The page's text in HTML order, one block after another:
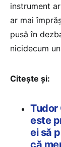
instrument
ar mai
pusă în
nicidecum
Citește și:
Tudor
este
ei să
că